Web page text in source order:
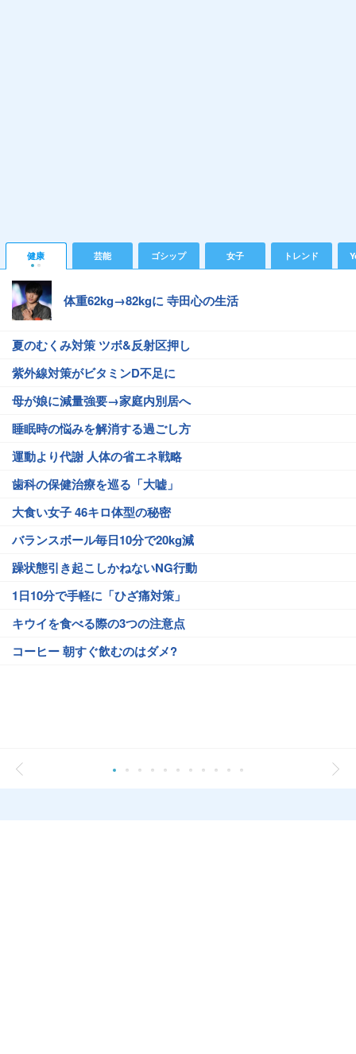
健康 芸能 ゴシップ 女子 トレンド
体重62kg→82kgに 寺田心の生活
夏のむくみ対策 ツボ&反射区押し
紫外線対策がビタミンD不足に
母が娘に減量強要→家庭内別居へ
睡眠時の悩みを解消する過ごし方
運動より代謝 人体の省エネ戦略
歯科の保健治療を巡る「大嘘」
大食い女子 46キロ体型の秘密
バランスボール毎日10分で20kg減
躁状態引き起こしかねないNG行動
1日10分で手軽に「ひざ痛対策」
キウイを食べる際の3つの注意点
コーヒー 朝すぐ飲むのはダメ?